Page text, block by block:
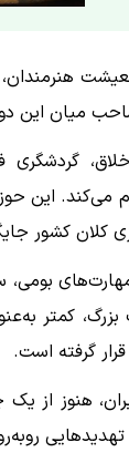
میان این
گردشگری
این
کلان کشور
مهارت‌های
کمتر
گرفته است.
هنوز از
تهدیدهایی